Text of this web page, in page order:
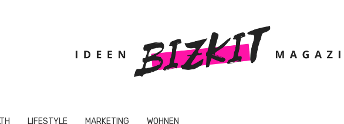
LIFESTYLE MARKETING WOHNEN